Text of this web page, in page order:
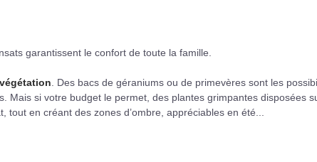
garantissent le confort de toute la famille.
végétation . Des bacs de géraniums ou de primevères sont les
Mais si votre budget le permet, des plantes grimpantes disposées
en créant des zones d’ombre, appréciables en été...